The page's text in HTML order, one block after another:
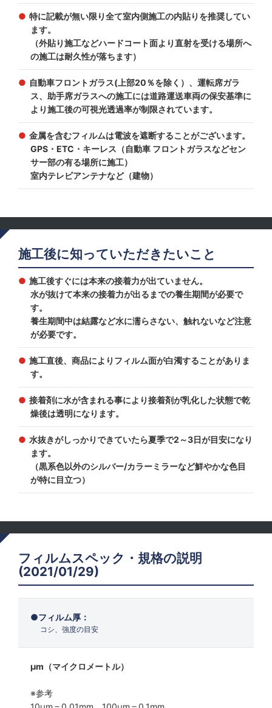
特に記載が無い限り全て室内側施工の内貼りを推奨してい
ます。
（外貼り施工などハードコート面より直射を受ける場所へ
の施工は耐久性が落ちます）
自動車フロントガラス(上部20％を除く）、運転席ガラ
ス、助手席ガラスへの施工には道路運送車両の保安基準に
より施工後の可視光透過率が制限されています。
金属を含むフィルムは電波を遮断することがございます。
GPS・ETC・キーレス（自動車 フロントガラスなどセン
サー部の有る場所に施工）
室内テレビアンテナなど（建物）
施工後に知っていただきたいこと
施工後すぐには本来の接着力が出ていません。
水が抜けて本来の接着力が出るまでの養生期間が必要で
す。
養生期間中は結露など水に濡らさない、触れないなど注意
が必要です。
施工直後、商品によりフィルム面が白濁することがありま
す。
接着剤に水が含まれる事により接着剤が乳化した状態で乾
燥後は透明になります。
水抜きがしっかりできていたら夏季で2～3日が目安になり
ます。
（黒系色以外のシルバー/カラーミラーなど鮮やかな色目
が特に目立つ）
フィルムスペック・規格の説明
(2021/01/29)
フィルム厚：
コシ、強度の目安
μm（マイクロメートル）
※参考